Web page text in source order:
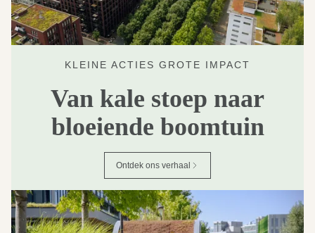
KLEINE ACTIES GROTE IMPACT
Van kale stoep naar
bloeiende boomtuin
Ontdek ons verhaal